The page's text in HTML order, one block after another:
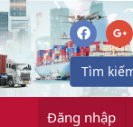
Đăng nhập